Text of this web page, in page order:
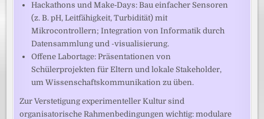
Hackathons und Make‑Days: Bau einfacher Sensoren
(z. B. pH, Leitfähigkeit, Turbidität) mit
Mikrocontrollern; Integration von Informatik durch
Datensammlung und -visualisierung.
Offene Labortage: Präsentationen von
Schülerprojekten für Eltern und lokale Stakeholder,
um Wissenschaftskommunikation zu üben.
Zur Verstetigung experimenteller Kultur sind
organisatorische Rahmenbedingungen wichtig: modulare